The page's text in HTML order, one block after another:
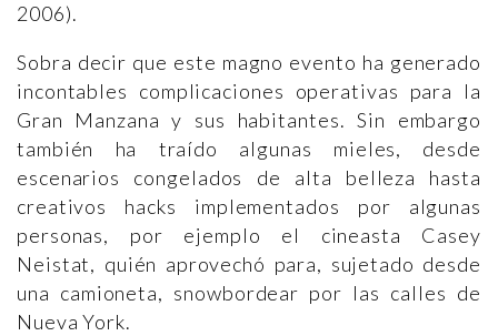
2006).
Sobra decir que este magno evento ha generado
incontables complicaciones operativas para la
Gran Manzana y sus habitantes. Sin embargo
también ha traído algunas mieles, desde
escenarios congelados de alta belleza hasta
creativos hacks implementados por algunas
personas, por ejemplo el cineasta Casey
Neistat, quién aprovechó para, sujetado desde
una camioneta, snowbordear por las calles de
Nueva York.